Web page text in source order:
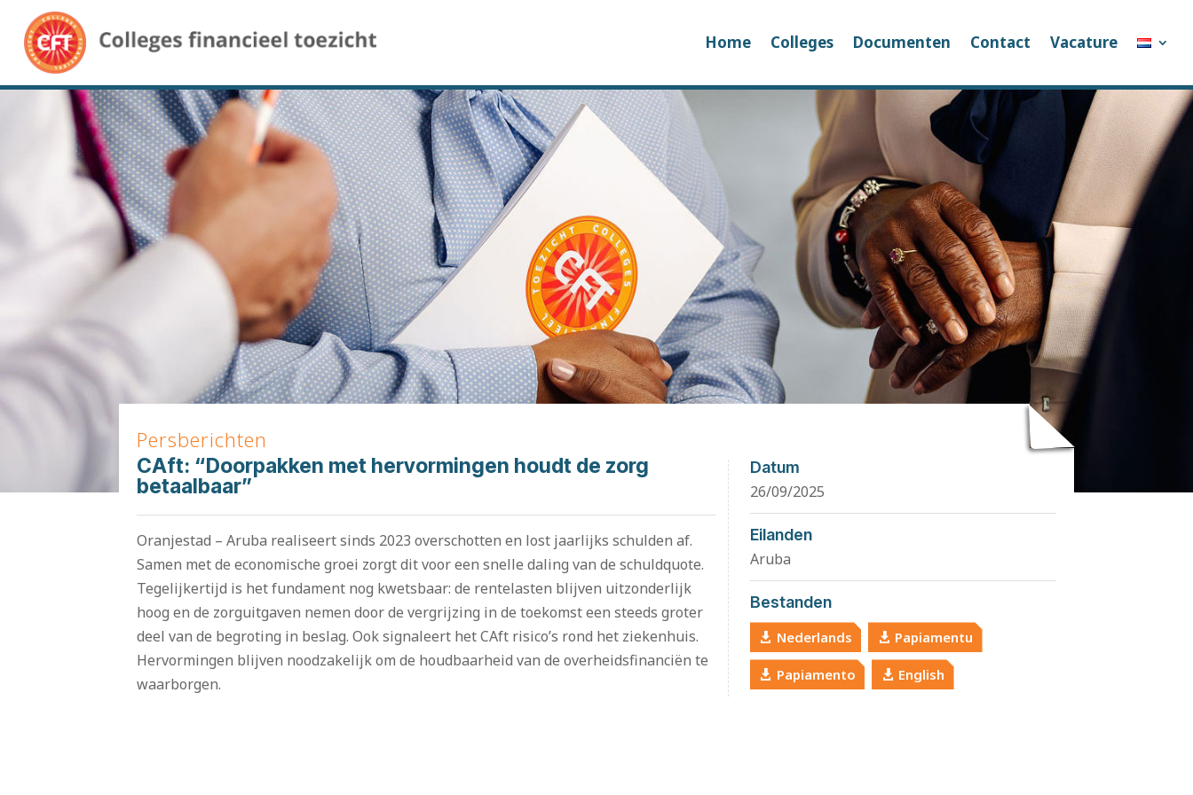
Home Colleges Documenten Contact Vacature
Persberichten
CAft: “Doorpakken met hervormingen houdt de zorg
betaalbaar”
Oranjestad – Aruba realiseert sinds 2023 overschotten en lost jaarlijks schulden af.
Samen met de economische groei zorgt dit voor een snelle daling van de schuldquote.
Tegelijkertijd is het fundament nog kwetsbaar: de rentelasten blijven uitzonderlijk
hoog en de zorguitgaven nemen door de vergrijzing in de toekomst een steeds groter
deel van de begroting in beslag. Ook signaleert het CAft risico’s rond het ziekenhuis.
Hervormingen blijven noodzakelijk om de houdbaarheid van de overheidsfinanciën te
waarborgen.
Datum
26/09/2025
Eilanden
Aruba
Bestanden
Nederlands Papiamentu
Papiamento English